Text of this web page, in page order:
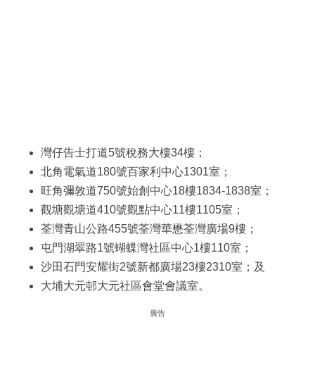
灣仔告士打道5號稅務大樓34樓；
北角電氣道180號百家利中心1301室；
旺角彌敦道750號始創中心18樓1834-1838室；
觀塘觀塘道410號觀點中心11樓1105室；
荃灣青山公路455號荃灣華懋荃灣廣場9樓；
屯門湖翠路1號蝴蝶灣社區中心1樓110室；
沙田石門安耀街2號新都廣場23樓2310室；及
大埔大元邨大元社區會堂會議室。
廣告